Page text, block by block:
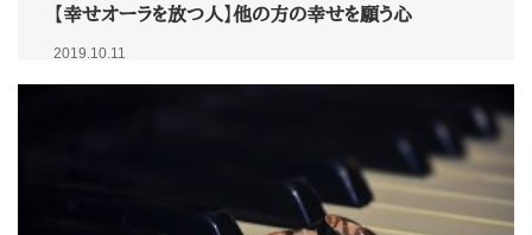
【幸せオーラを放つ人】他の方の幸せを願う心
2019.10.11